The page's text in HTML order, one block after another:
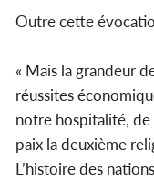
Outre cette
« Mais la grandeur
réussites
notre hospitalité,
paix la deuxième
L’histoire des